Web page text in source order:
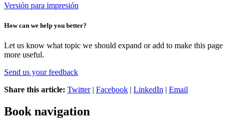
Versión para impresión
How can we help you better?
Let us know what topic we should expand or add to make this page
more useful.
Send us your feedback
Share this article: Twitter| Facebook | LinkedIn | Email
Book navigation